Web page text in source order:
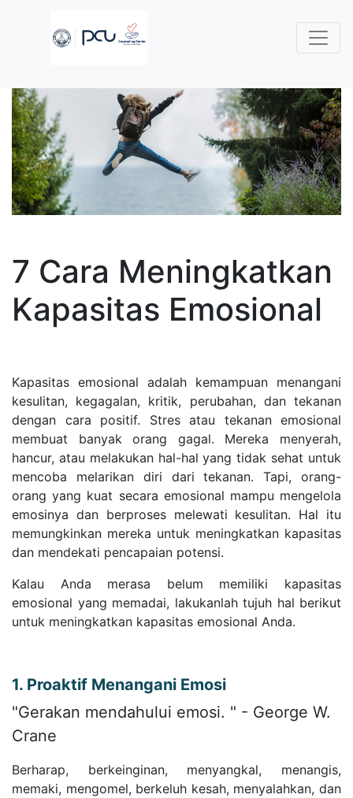
7 Cara Meningkatkan
Kapasitas Emosional
Kapasitas emosional adalah kemampuan menangani
kesulitan, kegagalan, kritik, perubahan, dan tekanan
dengan cara positif. Stres atau tekanan emosional
membuat banyak orang gagal. Mereka menyerah,
hancur, atau melakukan hal-hal yang tidak sehat untuk
mencoba melarikan diri dari tekanan. Tapi, orang-
orang yang kuat secara emosional mampu mengelola
emosinya dan berproses melewati kesulitan. Hal itu
memungkinkan mereka untuk meningkatkan kapasitas
dan mendekati pencapaian potensi.
Kalau Anda merasa belum memiliki kapasitas
emosional yang memadai, lakukanlah tujuh hal berikut
untuk meningkatkan kapasitas emosional Anda.
1. Proaktif Menangani Emosi
"Gerakan mendahului emosi. " - George W.
Crane
Berharap, berkeinginan, menyangkal, menangis,
memaki, mengomel, berkeluh kesah, menyalahkan, dan